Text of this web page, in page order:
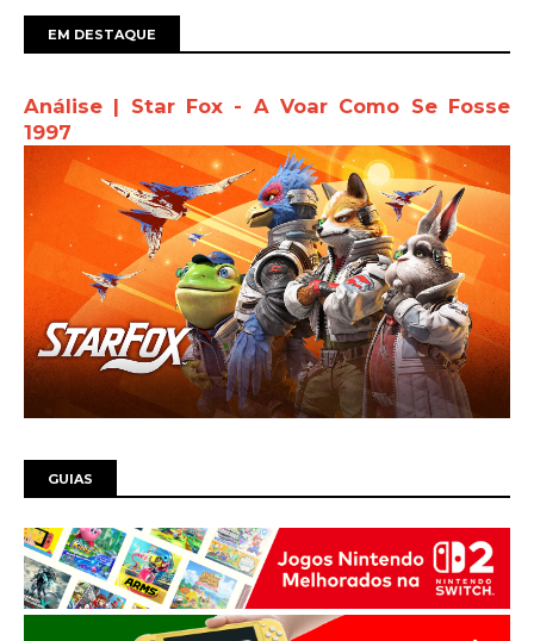
EM DESTAQUE
Análise | Star Fox - A Voar Como Se Fosse
1997
GUIAS